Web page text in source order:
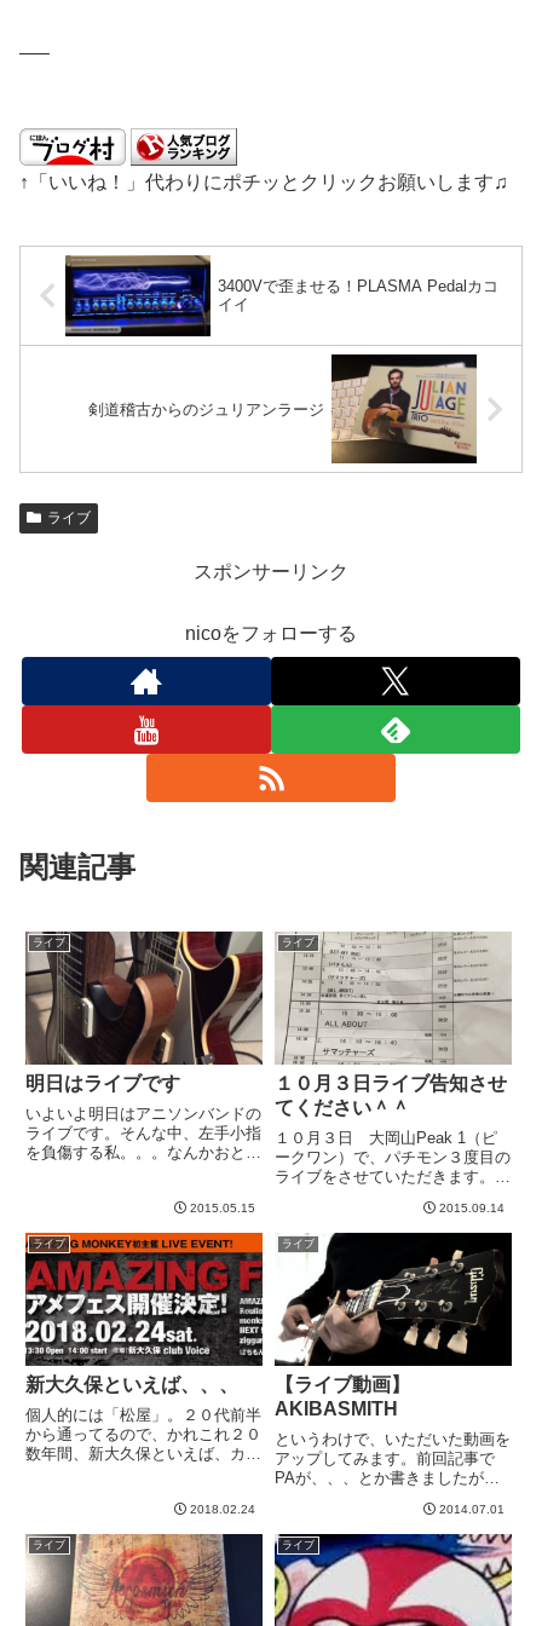
—–
↑「いいね！」代わりにポチッとクリックお願いします♫
3400Vで歪ませる！PLASMA Pedalカコ
イイ
剣道稽古からのジュリアンラージ
ライブ
スポンサーリンク
nicoをフォローする
関連記事
ライブ
明日はライブです
いよいよ明日はアニソンバンドの
ライブです。そんな中、左手小指
を負傷する私。。。なんかおとと
感じ？なんかよくわからん仕組み
で怪我をしました。。。けっこう
血が出て、やばい！ライブ前に
左...
2015.05.15
ライブ
１０月３日ライブ告知させ
てください＾＾
１０月３日 大岡山Peak 1（ピ
ークワン）で、パチモン３度目の
ライブをさせていただきます。私
ね。→ ライブハウスの公式HP
ご都合合う方は是非お越しくださ
いませ＾＾ライブ終了後は、その
場で打ち上げをします。２００...
2015.09.14
ライブ
新大久保といえば、、、
個人的には「松屋」。２０代前半
から通ってるので、かれこれ２０
数年間、新大久保といえば、カム
イブ本番！！今日は新大久保とい
えば、アメフェス（イベントの名
前）ということで。会場のClu...
2018.02.24
ライブ
【ライブ動画】
AKIBASMITH
というわけで、いただいた動画を
アップしてみます。前回記事で
PAが、、、とか書きましたが、
に左が大きく録音されてたので、
ステレオの音量メーターみながら
ちょっと右にパンをふってバラン
スを整えたら改善しました。あと
は...
2014.07.01
ライブ ライブ